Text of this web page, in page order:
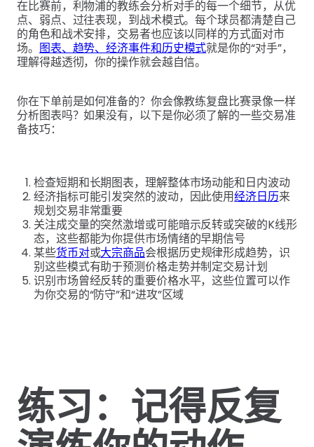
在比赛前，利物浦的教练会分析对手的每一个细节，从优
点、弱点、过往表现，到战术模式。每个球员都清楚自己
的角色和战术安排，交易者也应该以同样的方式面对市
场。 图表、趋势、经济事件和历史模式就是你的“对手”，
理解得越透彻，你的操作就会越自信。
你在下单前是如何准备的？你会像教练复盘比赛录像一样
分析图表吗？如果没有，以下是你必须了解的一些交易准
备技巧：
检查短期和长期图表，理解整体市场动能和日内波动
经济指标可能引发突然的波动，因此使用经济日历来
规划交易非常重要
关注成交量的突然激增或可能暗示反转或突破的K线形
态，这些都能为你提供市场情绪的早期信号
某些货币对或大宗商品会根据历史规律形成趋势，识
别这些模式有助于预测价格走势并制定交易计划
识别市场曾经反转的重要价格水平，这些位置可以作
为你交易的“防守”和“进攻”区域
练习：记得反复